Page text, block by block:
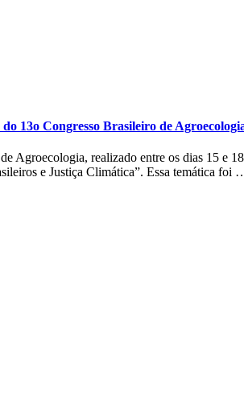
13o Congresso Brasileiro de
Agroecologia, realizado entre os dias 15 e
e Justiça Climática”. Essa temática foi